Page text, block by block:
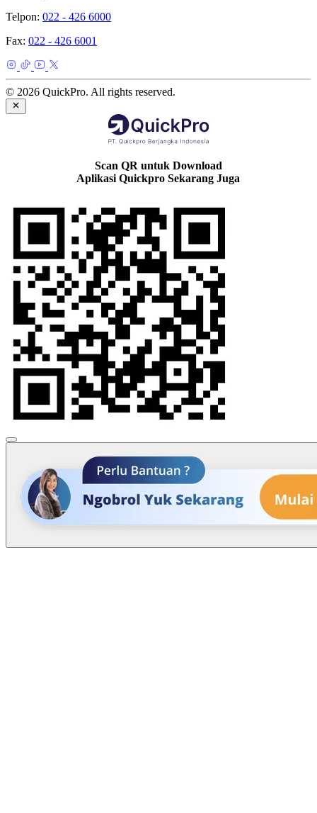
Telpon: 022 - 426 6000
Fax: 022 - 426 6001
© 2026 QuickPro. All rights reserved.
Scan QR untuk Download
Aplikasi Quickpro Sekarang Juga